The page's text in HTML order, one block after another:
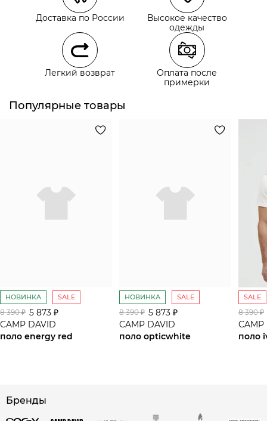
Самовывоз из пункта выдачи СДЭК
Самовывоз из наших магазинов
Курьерская доставка СДЭК
Самовывоз из пункта выдачи СДЭК
Доставка по России
Высокое качество
одежды
Легкий возврат
Оплата после
примерки
Популярные товары
НОВИНКА SALE
8 390 ₽ 5 873 ₽
CAMP DAVID
поло energy red
НОВИНКА SALE
8 390 ₽ 5 873 ₽
CAMP DAVID
поло opticwhite
SALE
8 390 ₽
CAMP
поло
Бренды